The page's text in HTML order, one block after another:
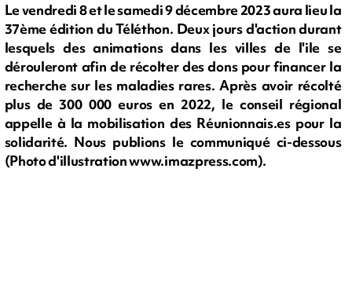
Le vendredi 8 et le samedi 9 décembre 2023 aura lieu la
37ème édition du Téléthon. Deux jours d'action durant
lesquels des animations dans les villes de l'ile se
dérouleront afin de récolter des dons pour financer la
recherche sur les maladies rares. Après avoir récolté
plus de 300 000 euros en 2022, le conseil régional
appelle à la mobilisation des Réunionnais.es pour la
solidarité. Nous publions le communiqué ci-dessous
(Photo d'illustration www.imazpress.com).